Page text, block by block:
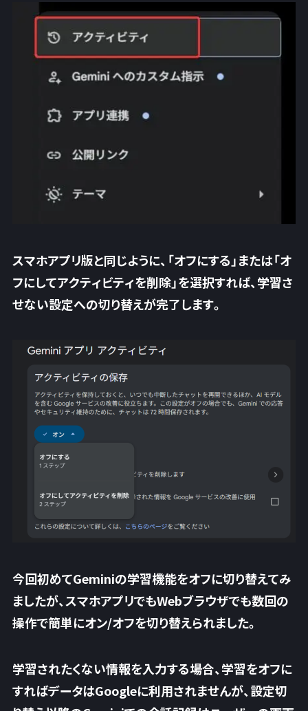
スマホアプリ版と同じように、「オフにする」または「オ
フにしてアクティビティを削除」を選択すれば、学習さ
せない設定への切り替えが完了します。
今回初めてGeminiの学習機能をオフに切り替えてみ
ましたが、スマホアプリでもWebブラウザでも数回の
操作で簡単にオン/オフを切り替えられました。
学習されたくない情報を入力する場合、学習をオフに
すればデータはGoogleに利用されませんが、設定切